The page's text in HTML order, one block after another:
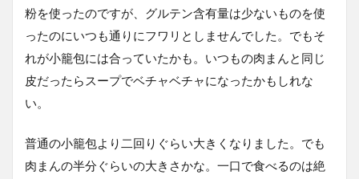
粉を使ったのですが、グルテン含有量は少ないものを使
ったのにいつも通りにフワリとしませんでした。でもそ
れが小籠包には合っていたかも。いつもの肉まんと同じ
皮だったらスープでベチャベチャになったかもしれな
い。
普通の小籠包より二回りぐらい大きくなりました。でも
肉まんの半分ぐらいの大きさかな。一口で食べるのは絶